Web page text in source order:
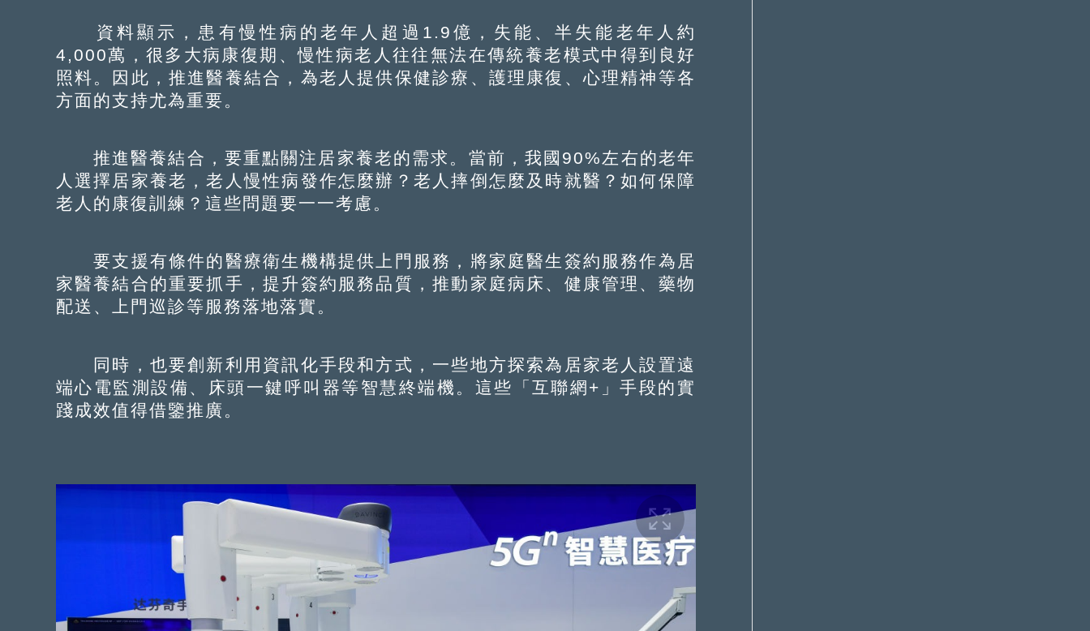
資料顯示，患有慢性病的老年人超過1.9億，失能、半失能老年人約
4,000萬，很多大病康復期、慢性病老人往往無法在傳統養老模式中得到良好
照料。因此，推進醫養結合，為老人提供保健診療、護理康復、心理精神等各
方面的支持尤為重要。
推進醫養結合，要重點關注居家養老的需求。當前，我國90%左右的老年
人選擇居家養老，老人慢性病發作怎麼辦？老人摔倒怎麼及時就醫？如何保障
老人的康復訓練？這些問題要一一考慮。
要支援有條件的醫療衛生機構提供上門服務，將家庭醫生簽約服務作為居
家醫養結合的重要抓手，提升簽約服務品質，推動家庭病床、健康管理、藥物
配送、上門巡診等服務落地落實。
同時，也要創新利用資訊化手段和方式，一些地方探索為居家老人設置遠
端心電監測設備、床頭一鍵呼叫器等智慧終端機。這些「互聯網+」手段的實
踐成效值得借鑒推廣。